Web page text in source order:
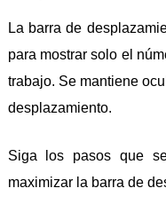
La barra de
para mostrar solo el
trabajo. Se mantiene
desplazamiento.
Siga los pasos que
maximizar la barra de